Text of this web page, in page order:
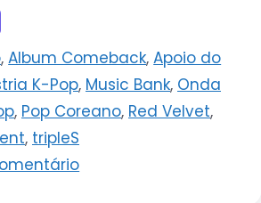
,Album Comeback,Apoio do
K-Pop, Music Bank, Onda
, Pop Coreano, Red Velvet,
, tripleS